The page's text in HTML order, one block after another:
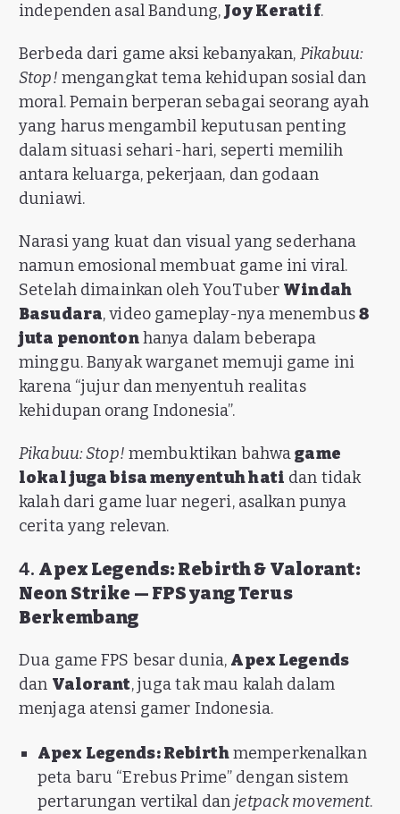
independen asal Bandung, Joy Keratif.
Berbeda dari game aksi kebanyakan, Pikabuu:
Stop! mengangkat tema kehidupan sosial dan
moral. Pemain berperan sebagai seorang ayah
yang harus mengambil keputusan penting
dalam situasi sehari-hari, seperti memilih
antara keluarga, pekerjaan, dan godaan
duniawi.
Narasi yang kuat dan visual yang sederhana
namun emosional membuat game ini viral.
Setelah dimainkan oleh YouTuber Windah
Basudara, video gameplay-nya menembus8
juta penontonhanya dalam beberapa
minggu. Banyak warganet memuji game ini
karena “jujur dan menyentuh realitas
kehidupan orang Indonesia”.
Pikabuu: Stop! membuktikan bahwagame
lokal juga bisa menyentuh hati dan tidak
kalah dari game luar negeri, asalkan punya
cerita yang relevan.
4. Apex Legends: Rebirth & Valorant:
Neon Strike — FPS yang Terus
Berkembang
Dua game FPS besar dunia, Apex Legends
dan Valorant, juga tak mau kalah dalam
menjaga atensi gamer Indonesia.
Apex Legends: Rebirthmemperkenalkan
peta baru “Erebus Prime” dengan sistem
pertarungan vertikal dan jetpack movement.